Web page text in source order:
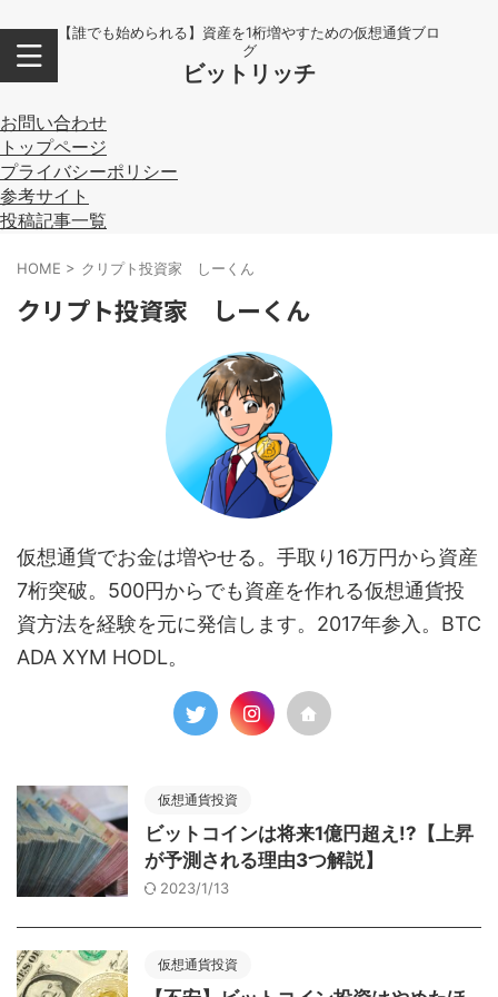
【誰でも始められる】資産を1桁増やすための仮想通貨ブロ
グ
ビットリッチ
お問い合わせ
トップページ
プライバシーポリシー
参考サイト
投稿記事一覧
HOME > クリプト投資家 しーくん
クリプト投資家 しーくん
仮想通貨でお金は増やせる。手取り16万円から資産
7桁突破。500円からでも資産を作れる仮想通貨投
資方法を経験を元に発信します。2017年参入。BTC
ADA XYM HODL。
仮想通貨投資
ビットコインは将来1億円超え!?【上昇
が予測される理由3つ解説】
2023/1/13
仮想通貨投資